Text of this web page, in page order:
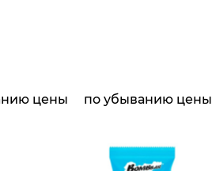
цены по убыванию цены